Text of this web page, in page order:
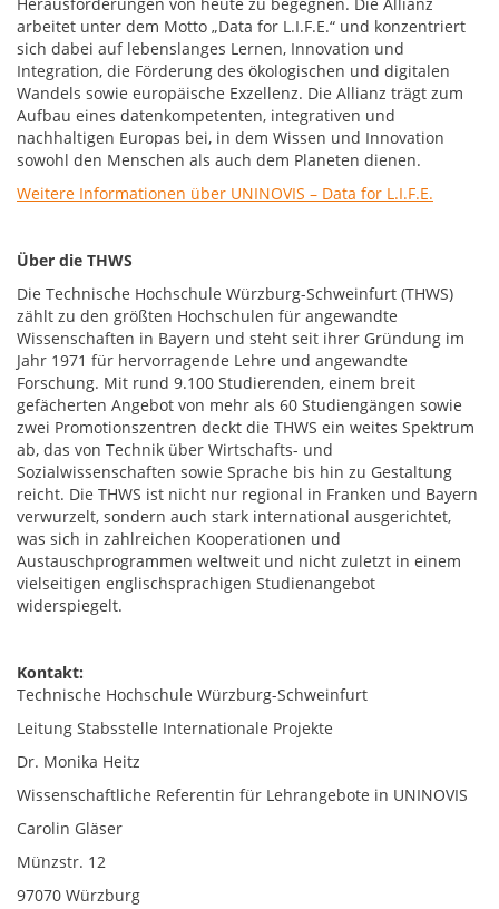
arbeitet unter dem Motto „Data for L.I.F.E.“ und konzentriert
sich dabei auf lebenslanges Lernen, Innovation und
Integration, die Förderung des ökologischen und digitalen
Wandels sowie europäische Exzellenz. Die Allianz trägt zum
Aufbau eines datenkompetenten, integrativen und
nachhaltigen Europas bei, in dem Wissen und Innovation
sowohl den Menschen als auch dem Planeten dienen.
Weitere Informationen über UNINOVIS – Data for L.I.F.E.
Über die THWS
Die Technische Hochschule Würzburg-Schweinfurt (THWS)
zählt zu den größten Hochschulen für angewandte
Wissenschaften in Bayern und steht seit ihrer Gründung im
Jahr 1971 für hervorragende Lehre und angewandte
Forschung. Mit rund 9.100 Studierenden, einem breit
gefächerten Angebot von mehr als 60 Studiengängen sowie
zwei Promotionszentren deckt die THWS ein weites Spektrum
ab, das von Technik über Wirtschafts- und
Sozialwissenschaften sowie Sprache bis hin zu Gestaltung
reicht. Die THWS ist nicht nur regional in Franken und Bayern
verwurzelt, sondern auch stark international ausgerichtet,
was sich in zahlreichen Kooperationen und
Austauschprogrammen weltweit und nicht zuletzt in einem
vielseitigen englischsprachigen Studienangebot
widerspiegelt.
Kontakt:
Technische Hochschule Würzburg-Schweinfurt
Leitung Stabsstelle Internationale Projekte
Dr. Monika Heitz
Wissenschaftliche Referentin für Lehrangebote in UNINOVIS
Carolin Gläser
Münzstr. 12
97070 Würzburg